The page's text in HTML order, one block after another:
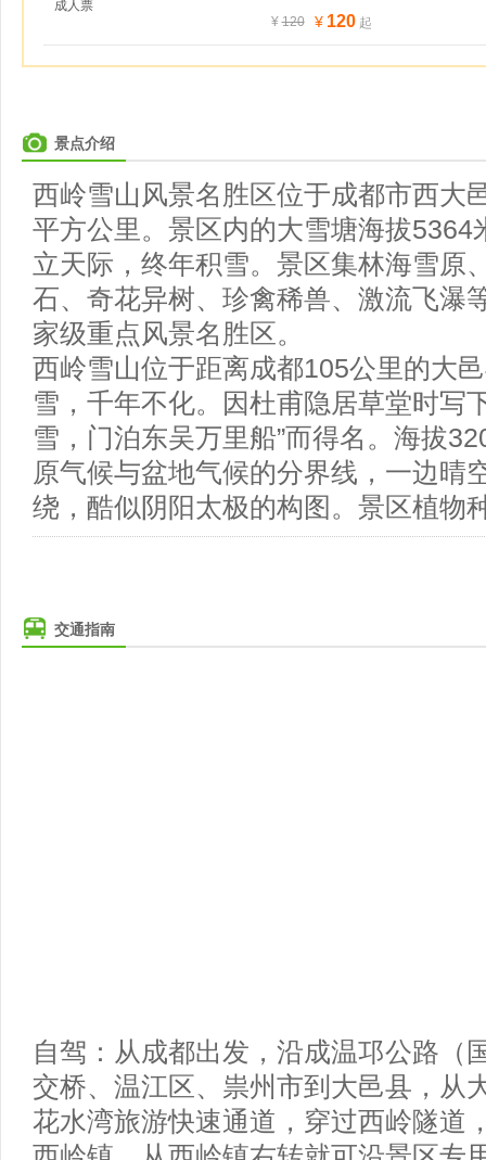
成人票
¥ 120 ¥ 120 起
景点介绍
西岭雪山风景名胜区位于成都市西大
平方公里。景区内的大雪塘海拔5364
立天际，终年积雪。景区集林海雪原
石、奇花异树、珍禽稀兽、激流飞瀑
家级重点风景名胜区。
西岭雪山位于距离成都105公里的大
雪，千年不化。因杜甫隐居草堂时写
雪，门泊东吴万里船”而得名。海拔
原气候与盆地气候的分界线，一边晴
绕，酷似阴阳太极的构图。景区植物
交通指南
自驾：从成都出发，沿成温邛公路（
交桥、温江区、祟州市到大邑县，从
花水湾旅游快速通道，穿过西岭隧道